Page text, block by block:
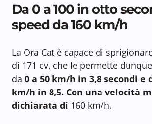
Da 0 a 100 in otto
speed da 160 km/h
La Ora Cat è capace di
di 171 cv, che le permette
da 0 a 50 km/h in 3,8 secondi e
km/h in 8,5. Con una velocità
dichiarata di 160 km/h.